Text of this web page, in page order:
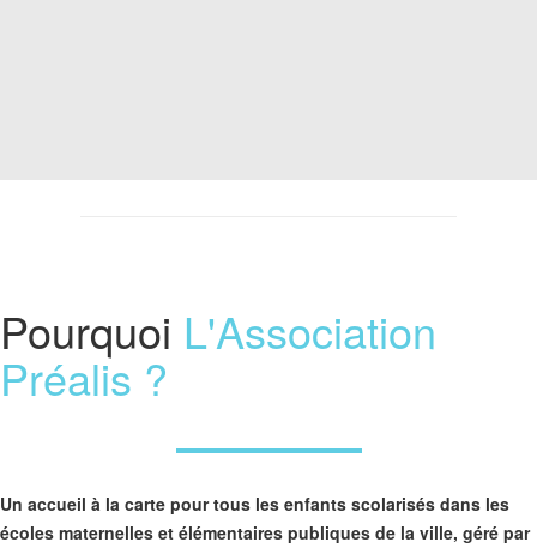
Pourquoi L'Association
Préalis ?
Un accueil à la carte pour tous les enfants scolarisés dans les
écoles maternelles et élémentaires publiques de la ville, géré par